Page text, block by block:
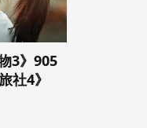
3》905
社4》